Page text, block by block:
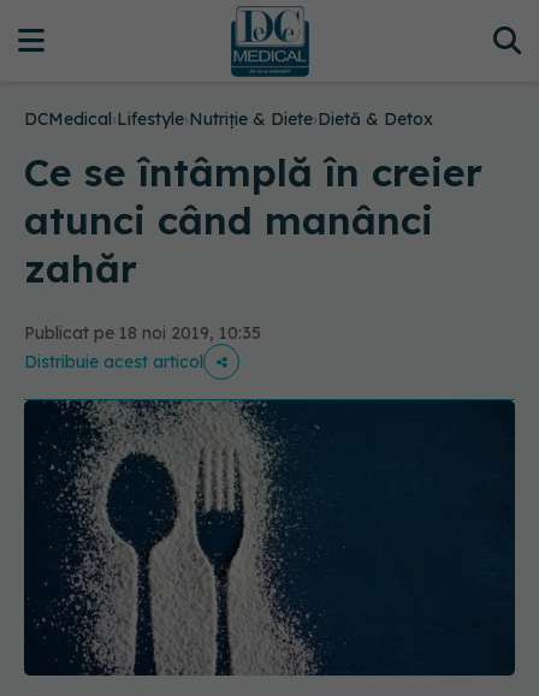
DCMedical›Lifestyle›Nutriție & Diete›Dietă & Detox
Ce se întâmplă în creier
atunci când manânci
zahăr
Publicat pe 18 noi 2019, 10:35
Distribuie acest articol